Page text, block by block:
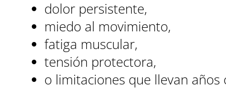
dolor persistente,
miedo al movimiento,
fatiga muscular,
tensión protectora,
o limitaciones que llevan